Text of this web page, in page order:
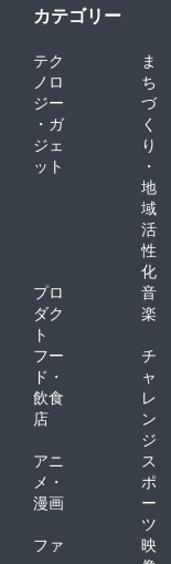
カテゴリー
テク
ノロ
ジー
・ガ
ジェ
ット
ま
ち
づ
く
り
・
地
域
活
性
化
プロ
ダク
ト
音
楽
フー
ド・
飲食
店
チ
ャ
レ
ン
ジ
アニ
メ・
漫画
ス
ポ
ー
ツ
ファ
映